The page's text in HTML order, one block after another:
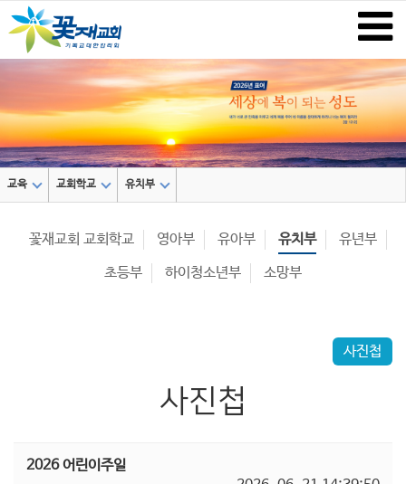
교육 교회학교 유치부
꽃재교회 교회학교 영아부 유아부 유치부
유년부
초등부
하이청소년부 소망부
사진첩
사진첩
2026 어린이주일